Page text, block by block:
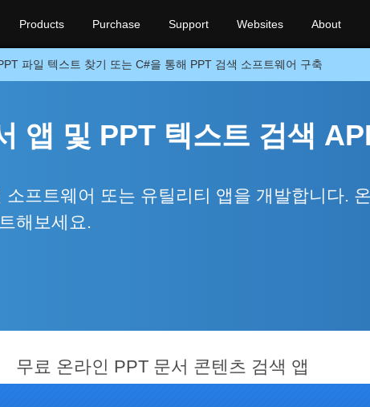
Products Purchase Support Websites About
파일 텍스트 찾기 또는 C#을 통해 PPT 검색 소프트웨어 구축
앱 및 PPT 텍스트 검색 API
프트웨어 또는 유틸리티 앱을 개발합니다.
해보세요.
무료 온라인 PPT 문서 콘텐츠 검색 앱